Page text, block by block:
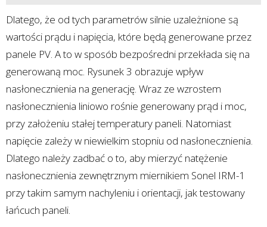
Dlatego, że od tych parametrów silnie uzależnione są
wartości prądu i napięcia, które będą generowane przez
panele PV. A to w sposób bezpośredni przekłada się na
generowaną moc. Rysunek 3 obrazuje wpływ
nasłonecznienia na generację. Wraz ze wzrostem
nasłonecznienia liniowo rośnie generowany prąd i moc,
przy założeniu stałej temperatury paneli. Natomiast
napięcie zależy w niewielkim stopniu od nasłonecznienia.
Dlatego należy zadbać o to, aby mierzyć natężenie
nasłonecznienia zewnętrznym miernikiem Sonel IRM-1
przy takim samym nachyleniu i orientacji, jak testowany
łańcuch paneli.